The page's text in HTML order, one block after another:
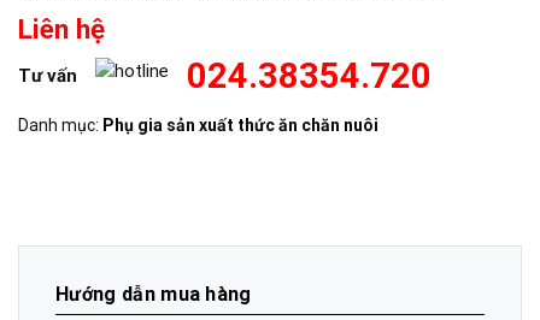
Liên hệ
Tư vấn 024.38354.720
Danh mục: Phụ gia sản xuất thức ăn chăn nuôi
Hướng dẫn mua hàng